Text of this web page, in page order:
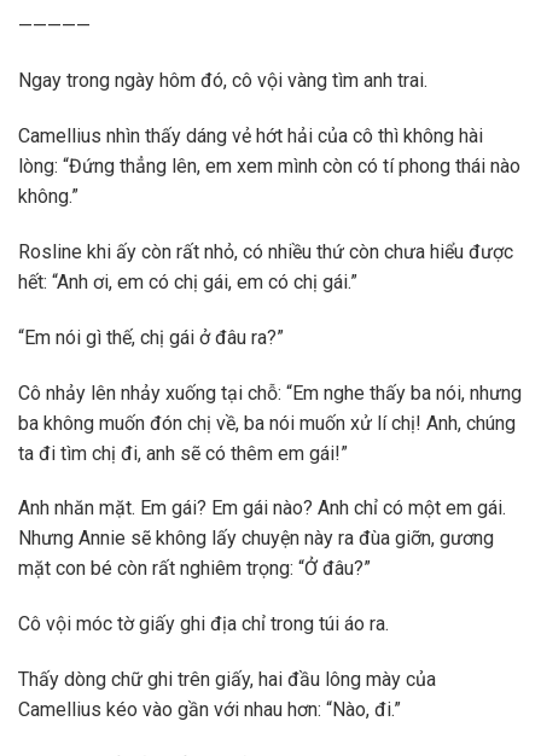
—————
Ngay trong ngày hôm đó, cô vội vàng tìm anh trai.
Camellius nhìn thấy dáng vẻ hớt hải của cô thì không hài
lòng: “Đứng thẳng lên, em xem mình còn có tí phong thái nào
không.”
Rosline khi ấy còn rất nhỏ, có nhiều thứ còn chưa hiểu được
hết: “Anh ơi, em có chị gái, em có chị gái.”
“Em nói gì thế, chị gái ở đâu ra?”
Cô nhảy lên nhảy xuống tại chỗ: “Em nghe thấy ba nói, nhưng
ba không muốn đón chị về, ba nói muốn xử lí chị! Anh, chúng
ta đi tìm chị đi, anh sẽ có thêm em gái!”
Anh nhăn mặt. Em gái? Em gái nào? Anh chỉ có một em gái.
Nhưng Annie sẽ không lấy chuyện này ra đùa giỡn, gương
mặt con bé còn rất nghiêm trọng: “Ở đâu?”
Cô vội móc tờ giấy ghi địa chỉ trong túi áo ra.
Thấy dòng chữ ghi trên giấy, hai đầu lông mày của
Camellius kéo vào gần với nhau hơn: “Nào, đi.”